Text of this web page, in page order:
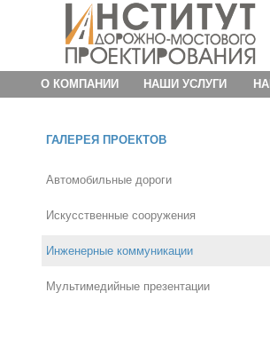
О КОМПАНИИ НАШИ УСЛУГИ
ГАЛЕРЕЯ ПРОЕКТОВ
Автомобильные дороги
Искусственные сооружения
Инженерные коммуникации
Мультимедийные презентации